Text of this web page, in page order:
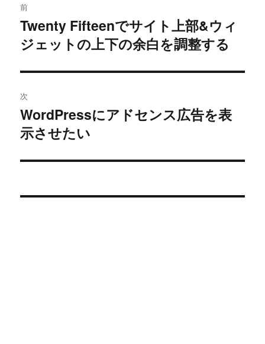
稿
ナ
ビ
ゲ
ー
シ
ン
前
過
去
投
稿:
Twenty Fifteenでサイト上部&ウィ
ジェットの上下の余白を調整する
次
次
の
稿:
WordPressにアドセンス広告を表
示させたい